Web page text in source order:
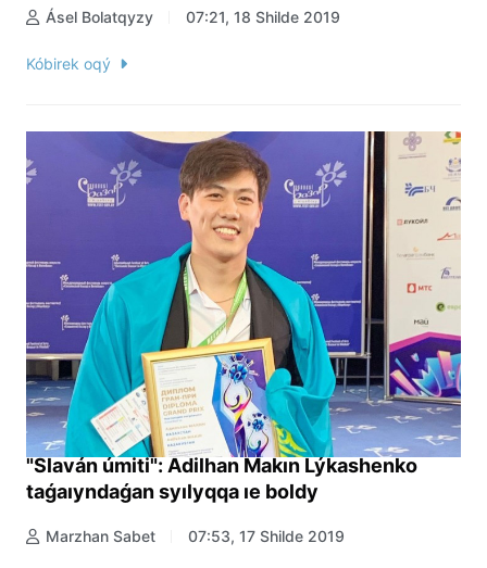
Ásel Bolatqyzy 07:21, 18 Shilde 2019
Kóbirek oqý
"Slaván úmiti": Ádilhan Makın Lýkashenko
taǵaıyndaǵan syılyqqa ıe boldy
Marzhan Sabet 07:53, 17 Shilde 2019